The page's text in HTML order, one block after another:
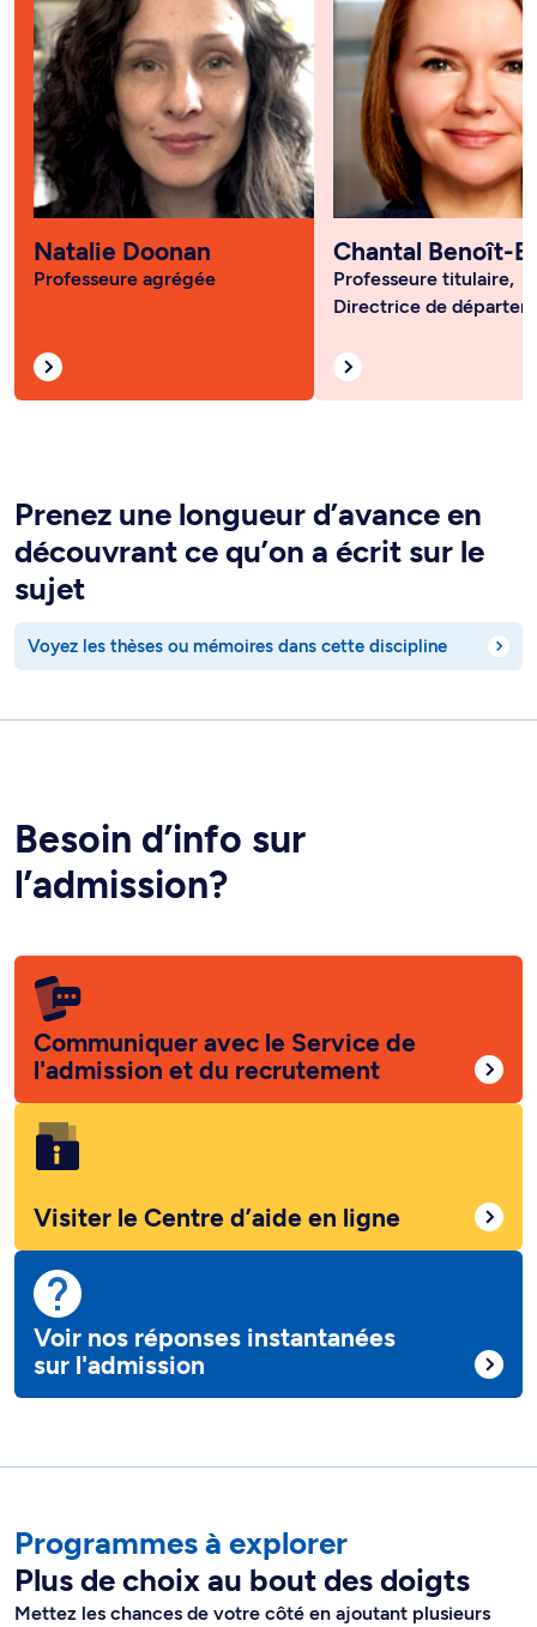
Natalie Doonan
Professeure agrégée
Chantal Benoît-
Professeure titulaire,
Directrice de
Prenez une longueur d’avance en
découvrant ce qu’on a écrit sur le
sujet
Voyez les thèses ou mémoires dans cette discipline
Besoin d’info sur
l’admission?
Communiquer avec le Service de
l'admission et du recrutement
Visiter le Centre d’aide en ligne
Voir nos réponses instantanées
sur l'admission
Programmes à explorer
Plus de choix au bout des doigts
Mettez les chances de votre côté en ajoutant plusieurs